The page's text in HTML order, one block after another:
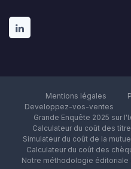
Mentions légales
Developpez-vos-ventes
Grande Enquête 2025 sur
Calculateur du coût des
Simulateur du coût de la
Calculateur du coût des
Notre méthodologie